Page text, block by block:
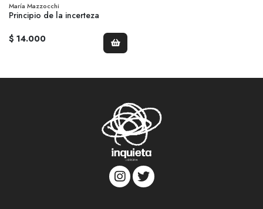
María Mazzocchi
Principio de la incerteza
$ 14.000